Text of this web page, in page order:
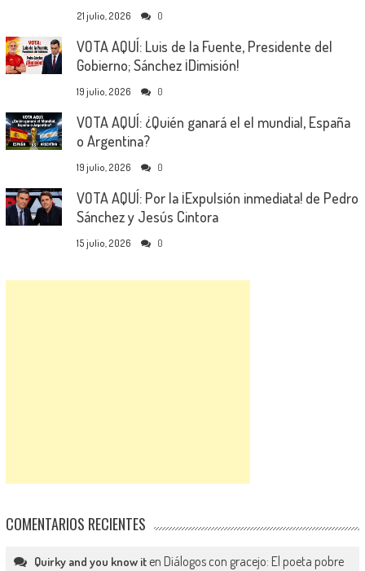
21 julio, 2026 0
VOTA AQUÍ: Luis de la Fuente, Presidente del
Gobierno; Sánchez ¡Dimisión!
19 julio, 2026 0
VOTA AQUÍ: ¿Quién ganará el el mundial, España
o Argentina?
19 julio, 2026 0
VOTA AQUÍ: Por la ¡Expulsión inmediata! de Pedro
Sánchez y Jesús Cintora
15 julio, 2026 0
COMENTARIOS RECIENTES
Quirky and you know iten Diálogos con gracejo: El poeta pobre